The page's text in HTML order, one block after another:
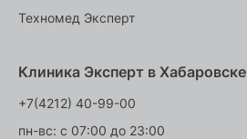
Техномед Эксперт
Клиника Эксперт в Хабаровске
+7(4212) 40-99-00
пн-вс: с 07:00 до 23:00